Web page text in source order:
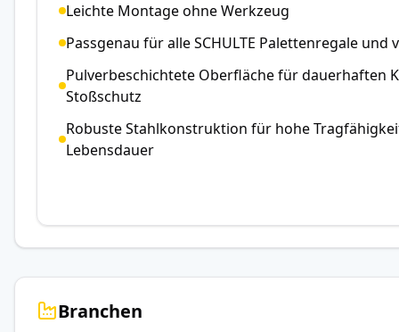
Leichte Montage ohne Werkzeug
Passgenau für alle SCHULTE Palettenregale und
Pulverbeschichtete Oberfläche für dauerhaften
Stoßschutz
Robuste Stahlkonstruktion für hohe
Lebensdauer
Branchen